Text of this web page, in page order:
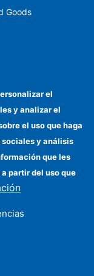
Goods
el
y analizar el
el uso que haga
sociales y análisis
que les
partir del uso que